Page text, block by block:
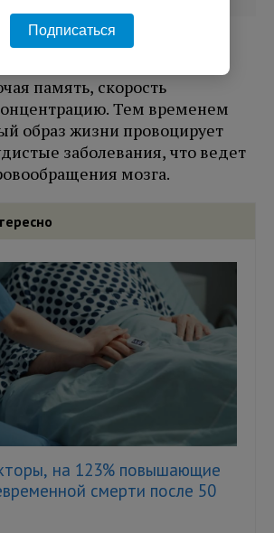
что отсутствие
влияет на когнитивные
память, скорость
Тем временем
образ жизни провоцирует
заболевания, что ведет
мозга.
на 123% повышающие
смерти после 50
Подписаться